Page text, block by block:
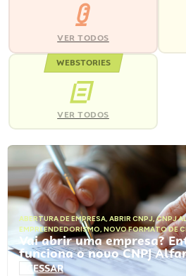
VER TODOS
WEBSTORIES
VER TODOS
ABERTURA DE EMPRESA, ABRIR CNPJ,CNPJ
EMPREENDEDORISMO, NOVO FORMATO DE
Vai abrir uma empresa?
funciona o novo CNPJ
ACESSAR